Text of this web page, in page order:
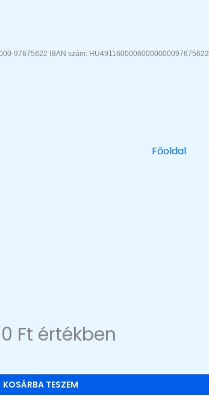
97675622 IBAN szám: HU49116000060000000097675622
Főoldal
Ft értékben
KOSÁRBA TESZEM